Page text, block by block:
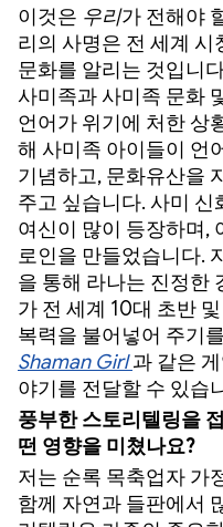
이것은 우리가 전해야
리의 사명은 전 세계
문화를 알리는 것입니
사미족과 사미족 문화
언어가 위기에 처한 상
해 사미족 아이들이 언
기념하고, 문화유산을
주고 싶습니다. 사미
여신이 많이 등장하며,
로인을 만들었습니다.
을 통해 라나는 진정한
가 전 세계 10대 초반
복력을 불어넣어 주기
Shaman Girl 과 같은
야기를 전달할 수 있습
풍부한 스토리텔링을
떤 영향을 미쳤나요?
저는 순록 목축업자 가
함께 자연과 들판에서